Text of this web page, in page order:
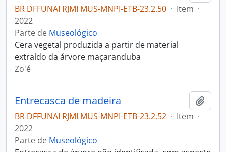
BR DFFUNAI RJMI MUS-MNPI-ETB-23.2.50 · Item ·
2022
Parte de Museológico
Cera vegetal produzida a partir de material
extraído da árvore maçaranduba
Zo'é
Entrecasca de madeira
BR DFFUNAI RJMI MUS-MNPI-ETB-23.2.52 · Item ·
2022
Parte de Museológico